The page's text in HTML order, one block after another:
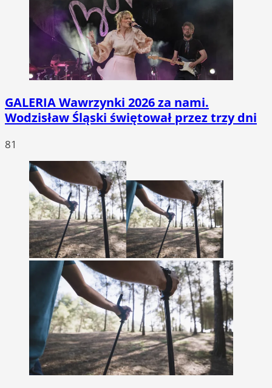
GALERIAWawrzynki 2026 za nami.
Wodzisław Śląski świętował przez trzy dni
81